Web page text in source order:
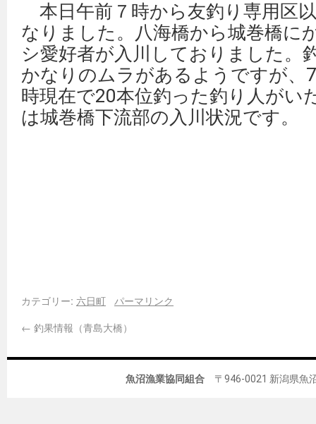
本日午前７時から友釣り専用区
なりました。八海橋から城巻橋に
シ愛好者が入川しておりました。
かなりのムラがあるようですが、
時現在で20本位釣った釣り人がい
は城巻橋下流部の入川状況です。
カテゴリー: 六日町
パーマリンク
← 釣果情報（青島大橋）
魚沼漁業協同組合 〒946-0021 新潟県魚